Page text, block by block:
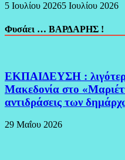
5 Ιουλίου 20265 Ιουλίου 2026
Φυσάει … ΒΑΡΔΑΡΗΣ !
ΕΚΠΑΙΔΕΥΣΗ :
Μακεδονία στο
αντιδράσεις των
29 Μαΐου 2026